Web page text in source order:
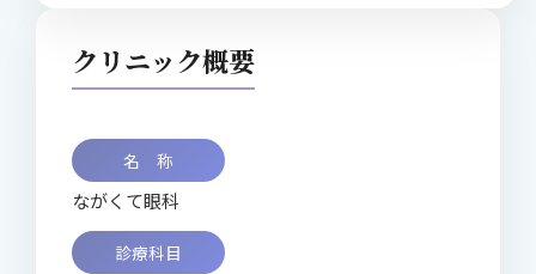
クリニック概要
名 称
ながくて眼科
診療科目